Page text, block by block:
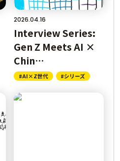
2026.04.16
#AI×Z世代 #シリーズ
Interview Series:
Gen Z Meets AI ×
Chin…